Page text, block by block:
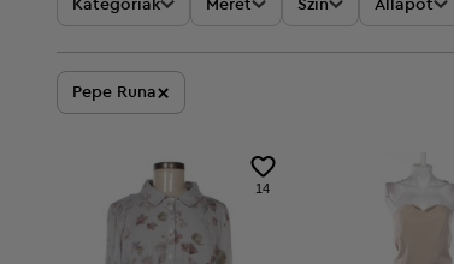
Kategóriák Méret Szín Állapot
Pepe Runa×
14